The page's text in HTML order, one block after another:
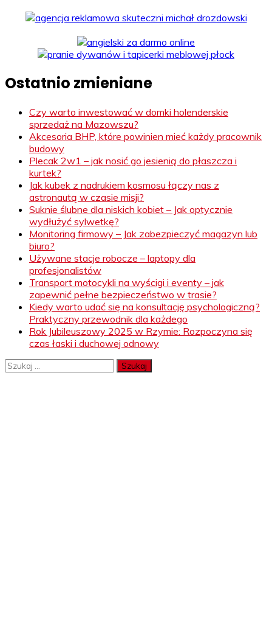
Ostatnio zmieniane
Czy warto inwestować w domki holenderskie
sprzedaż na Mazowszu?
Akcesoria BHP, które powinien mieć każdy pracownik
budowy
Plecak 2w1 – jak nosić go jesienią do płaszcza i
kurtek?
Jak kubek z nadrukiem kosmosu łączy nas z
astronautą w czasie misji?
Suknie ślubne dla niskich kobiet – Jak optycznie
wydłużyć sylwetkę?
Monitoring firmowy – Jak zabezpieczyć magazyn lub
biuro?
Używane stacje robocze – laptopy dla
profesjonalistów
Transport motocykli na wyścigi i eventy – jak
zapewnić pełne bezpieczeństwo w trasie?
Kiedy warto udać się na konsultację psychologiczną?
Praktyczny przewodnik dla każdego
Rok Jubileuszowy 2025 w Rzymie: Rozpoczyna się
czas łaski i duchowej odnowy
Szukaj: